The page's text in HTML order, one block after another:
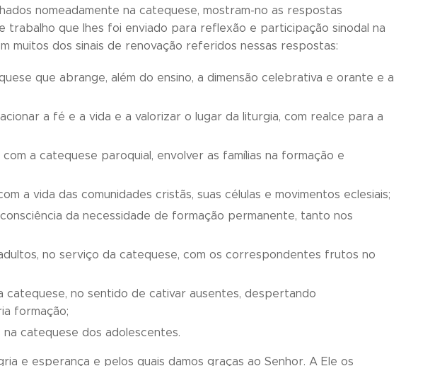
nomeadamente na catequese, mostram-no as respostas
trabalho que lhes foi enviado para reflexão e participação sinodal na
muitos dos sinais de renovação referidos nessas respostas:
que abrange, além do ensino, a dimensão celebrativa e orante e a
a fé e a vida e a valorizar o lugar da liturgia, com realce para a
a catequese paroquial, envolver as famílias na formação e
a vida das comunidades cristãs, suas células e movimentos eclesiais;
da necessidade de formação permanente, tanto nos
no serviço da catequese, com os correspondentes frutos no
catequese, no sentido de cativar ausentes, despertando
formação;
catequese dos adolescentes.
e esperança e pelos quais damos graças ao Senhor. A Ele os